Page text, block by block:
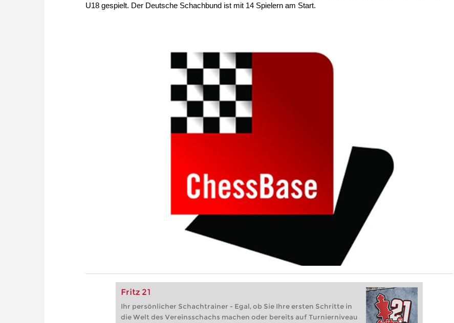
U18 gespielt. Der Deutsche Schachbund ist mit 14 Spielern am Start.
Fritz 21
Ihr persönlicher Schachtrainer - Egal, ob Sie Ihre ersten Schritte in
die Welt des Vereinsschachs machen oder bereits auf Turnierniveau